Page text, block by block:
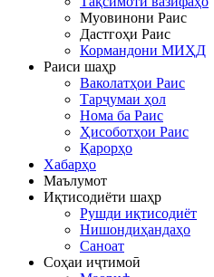
Муовинони Раис
Дастгоҳи Раис
Кормандони МИҲД
Раиси шаҳр
Ваколатҳои Раис
Тарҷумаи ҳол
Нома ба Раис
Ҳисоботҳои Раис
Қарорҳо
Хабарҳо
Маълумот
Иқтисодиёти шаҳр
Рушди иқтисодиёт
Нишондиҳандаҳо
Саноат
Соҳаи иҷтимоӣ